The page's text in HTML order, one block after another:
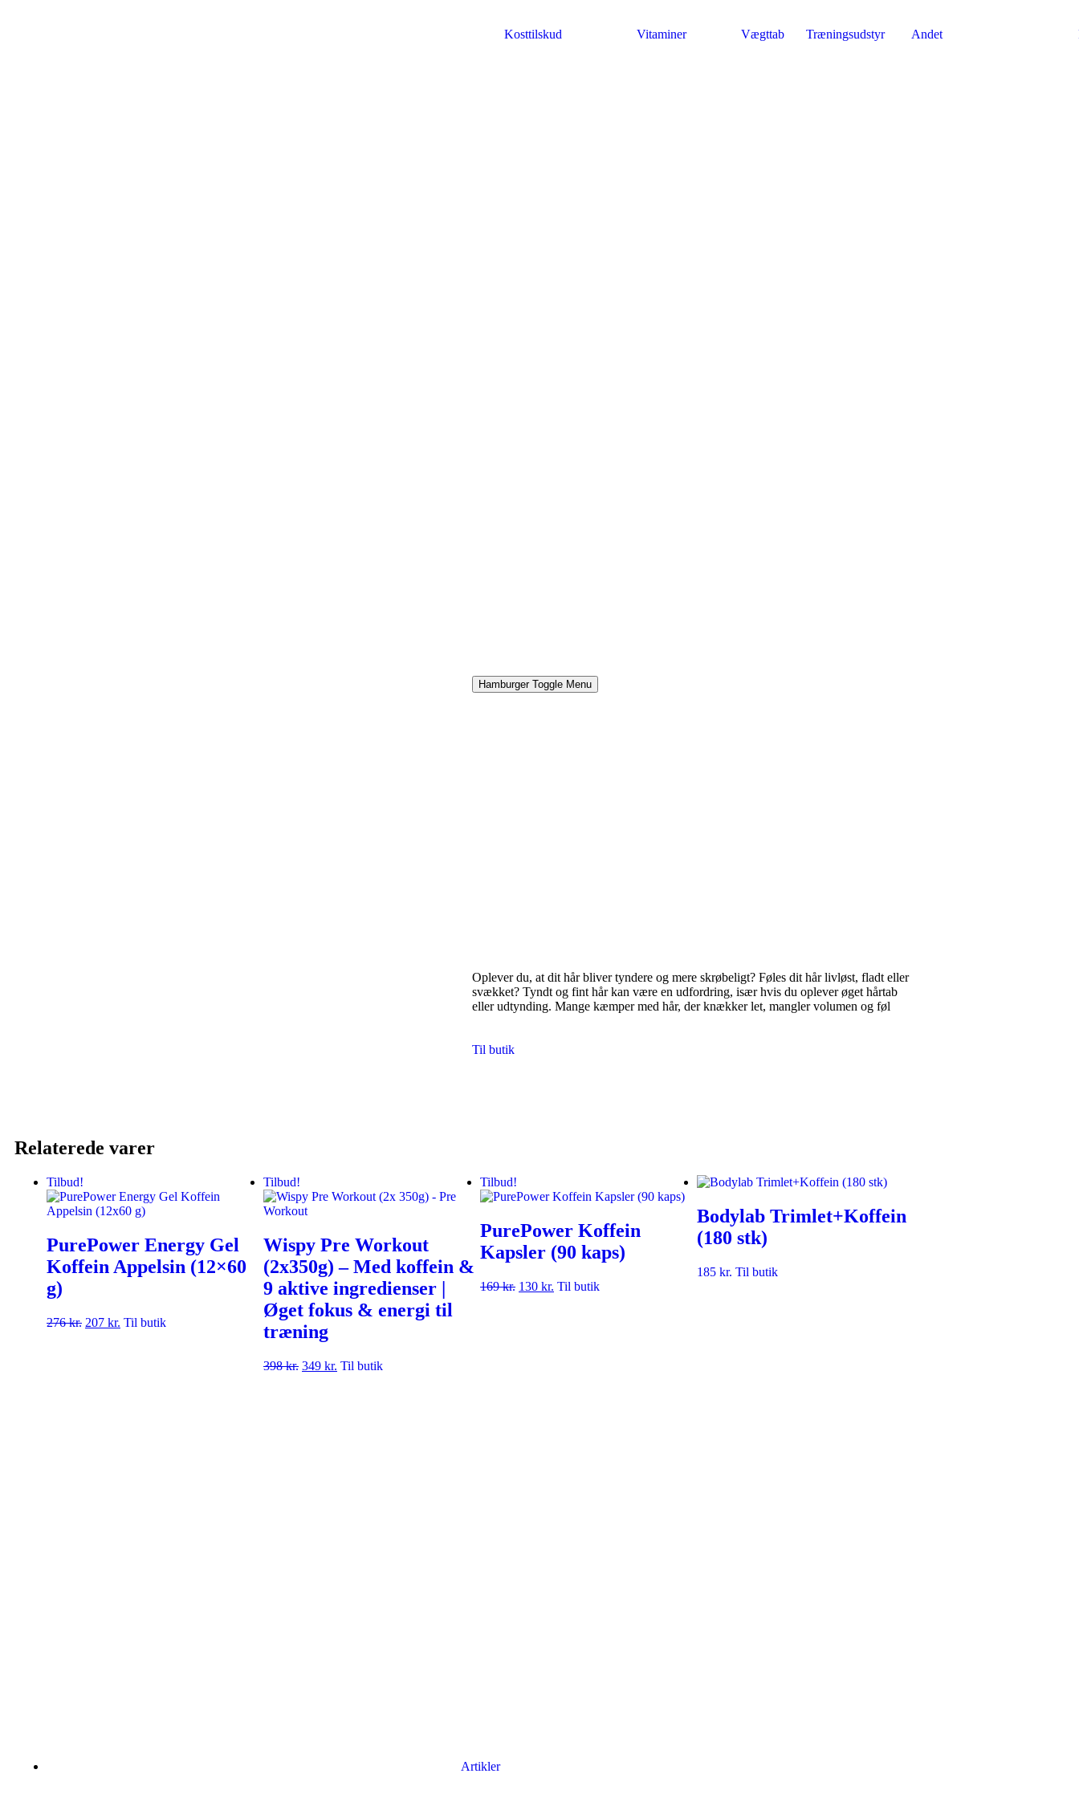
Kosttilskud Vitaminer Vægttab Træningsudstyr Andet
Hamburger Toggle Menu
Oplever du, at dit hår bliver tyndere og mere skrøbeligt? Føles dit hår livløst, fladt eller
svækket? Tyndt og fint hår kan være en udfordring, især hvis du oplever øget hårtab
eller udtynding. Mange kæmper med hår, der knækker let, mangler volumen og føl
Til butik
Relaterede varer
Tilbud!
PurePower Energy Gel
Koffein Appelsin (12×60
g)
276kr. 207 kr. Til butik
Tilbud!
Wispy Pre Workout
(2x350g) – Med koffein &
9 aktive ingredienser |
Øget fokus & energi til
træning
398kr. 349 kr. Til butik
Tilbud!
PurePower Koffein
Kapsler (90 kaps)
169kr. 130 kr. Til butik
Bodylab Trimlet+Koffein
(180 stk)
185 kr. Til butik
Artikler